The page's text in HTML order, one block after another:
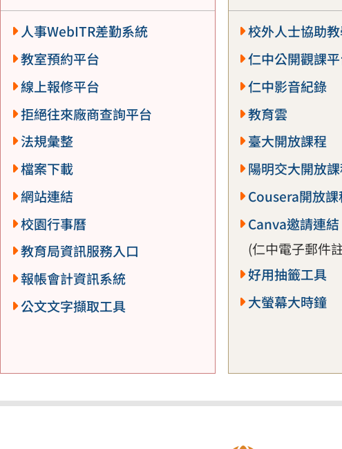
人事WebITR差勤系統
教室預約平台
線上報修平台
拒絕往來廠商查詢平台
法規彙整
檔案下載
網站連結
校園行事曆
教育局資訊服務入口
報帳會計資訊系統
公文文字擷取工具
校外人士協助
仁中公開觀課
仁中影音紀錄
教育雲
臺大開放課程
陽明交大開放
Cousera開放課
Canva邀請連結
(仁中電子郵件
好用抽籤工具
大螢幕大時鐘